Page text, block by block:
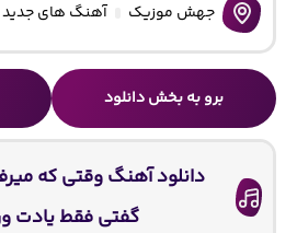
جهش موزیک آهنگ های جدید
برو به بخش دانلود
دانلود آهنگ وقتی که
گفتی فقط یادت